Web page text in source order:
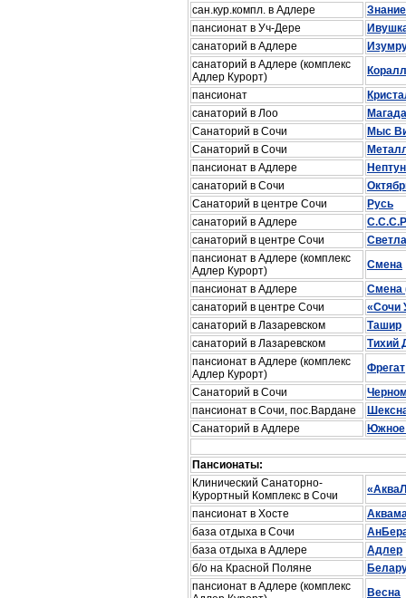
сан.кур.компл. в Адлере
Знание
пансионат в Уч-Дере
санаторий в Адлере
санаторий в Адлере (комплекс
Адлер Курорт)
Коралл
пансионат
санаторий в Лоо
Санаторий в Сочи
Мыс
Санаторий в Сочи
пансионат в Адлере
Нептун
санаторий в Сочи
Санаторий в центре Сочи
Русь
санаторий в Адлере
С.С.С.Р
санаторий в центре Сочи
пансионат в Адлере (комплекс
Адлер Курорт)
Смена
пансионат в Адлере
Смена
санаторий в центре Сочи
«Сочи
санаторий в Лазаревском
Ташир
санаторий в Лазаревском
Тихий
пансионат в Адлере (комплекс
Адлер Курорт)
Фрегат
Санаторий в Сочи
пансионат в Сочи, пос.Вардане
Санаторий в Адлере
Южное
Пансионаты:
Клинический Санаторно-
Курортный Комплекс в Сочи
пансионат в Хосте
база отдыха в Сочи
база отдыха в Адлере
Адлер
б/о на Красной Поляне
пансионат в Адлере (комплекс
Весна